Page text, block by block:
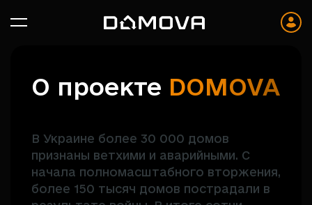
О проекте DOMOVA
В Украине более 30 000 домов
признаны ветхими и аварийными. С
начала полномасштабного вторжения,
более 150 тысяч домов пострадали в
результате войны. В итоге сотни